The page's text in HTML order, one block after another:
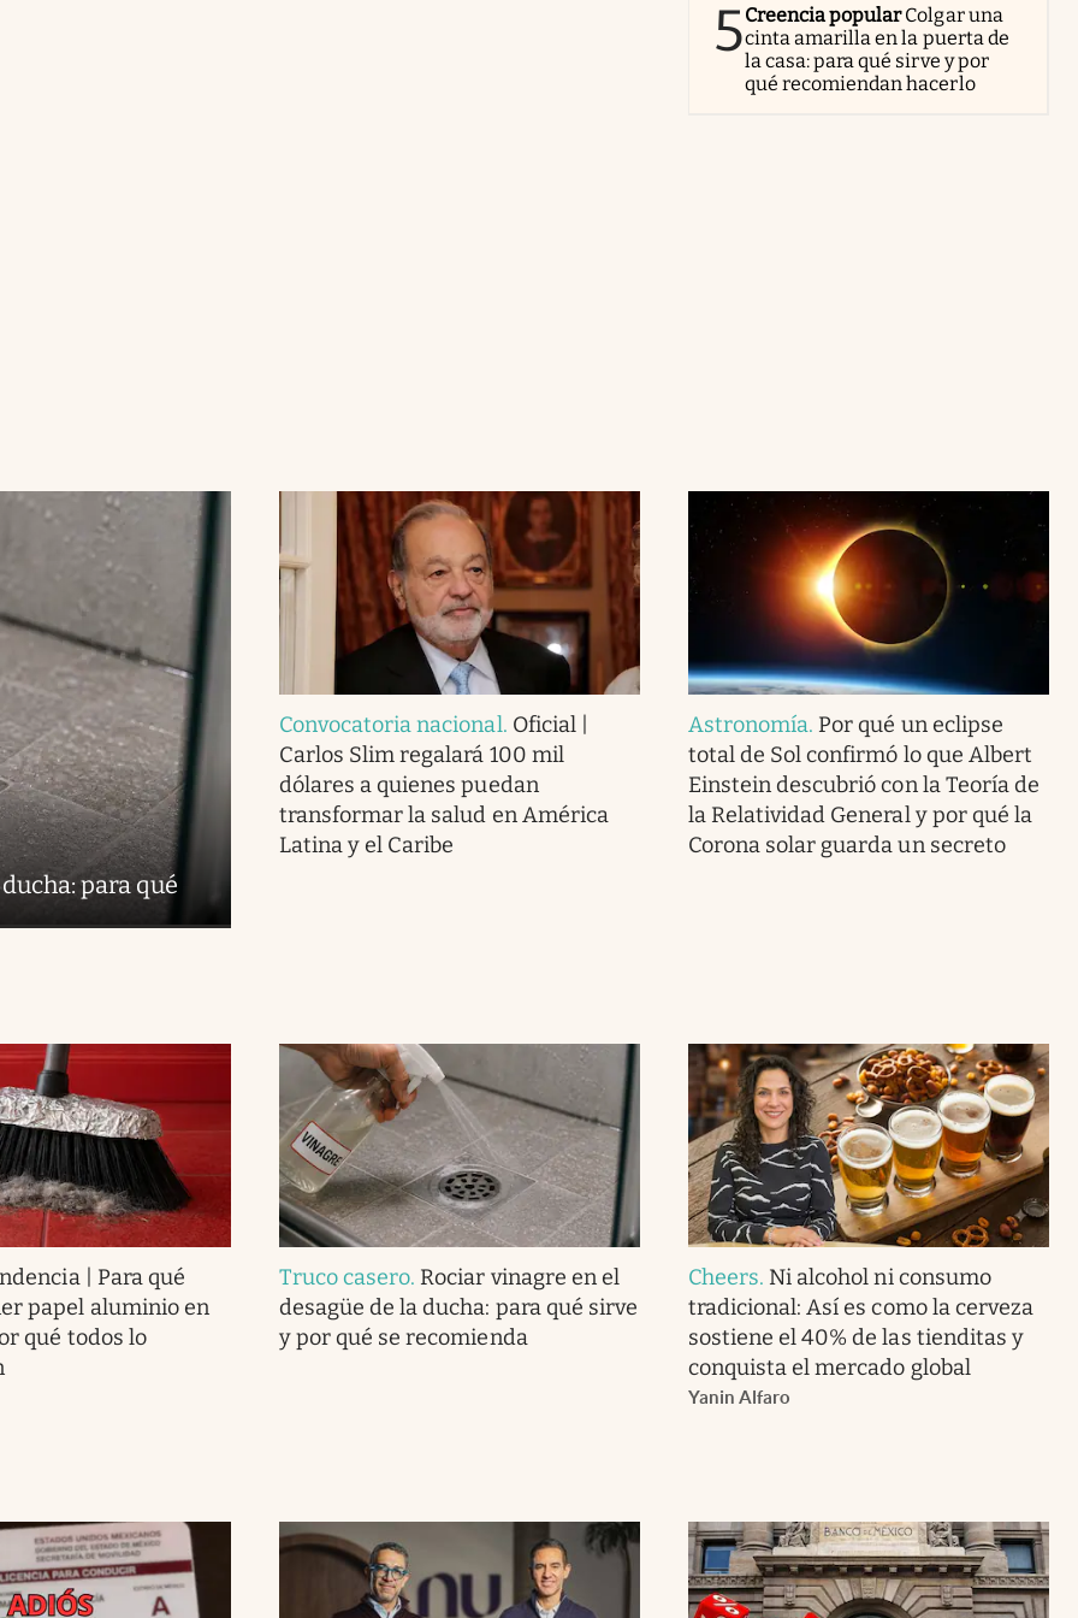
5Creencia popularColgar una
cinta amarilla en la puerta de
la casa: para qué sirve y por
qué recomiendan hacerlo
para qué
Convocatoria nacional. Oficial |
Carlos Slim regalará 100 mil
dólares a quienes puedan
transformar la salud en América
Latina y el Caribe
Astronomía. Por qué un eclipse
total de Sol confirmó lo que Albert
Einstein descubrió con la Teoría de
la Relatividad General y por qué la
Corona solar guarda un secreto
| Para qué
papel aluminio en
qué todos lo
Truco casero. Rociar vinagre en el
desagüe de la ducha: para qué sirve
y por qué se recomienda
Cheers. Ni alcohol ni consumo
tradicional: Así es como la cerveza
sostiene el 40% de las tienditas y
conquista el mercado global
Yanin Alfaro